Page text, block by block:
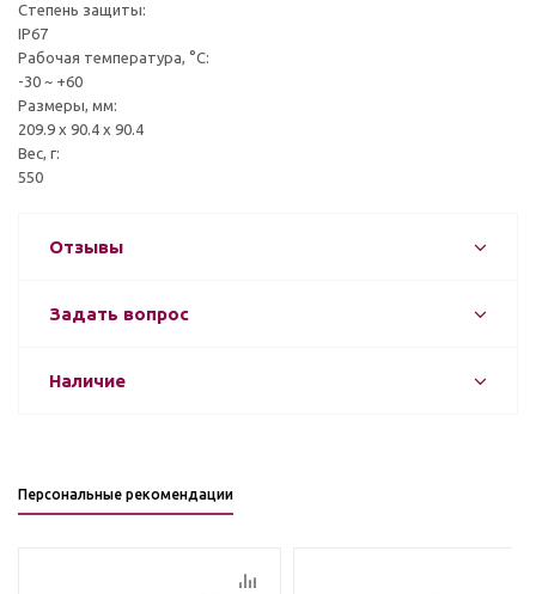
Степень защиты:
IP67
Рабочая температура, °C:
-30 ~ +60
Размеры, мм:
209.9 х 90.4 х 90.4
Вес, г:
550
Отзывы
Задать вопрос
Наличие
Персональные рекомендации